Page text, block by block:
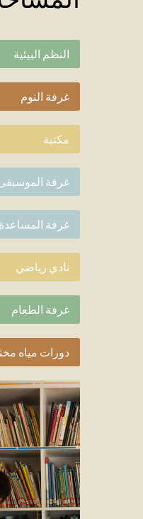
النظم البيئية
غرفة النوم
مكتبة
غرفة
غرفة المساعدة
نادي رياضي
غرفة الطعام
دورات مياه